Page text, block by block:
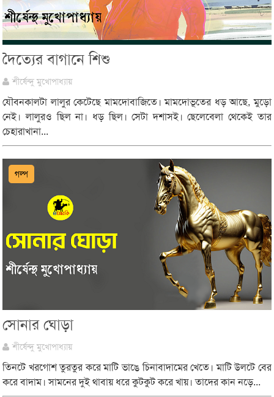
দৈত্যের বাগানে শিশু
শীর্ষেন্দু মুখোপাধ্যায়
যৌবনকালটা লালুর কেটেছে মামদোবাজিতে। মামদোভূতের ধড় আছে, মুড়ো
নেই। লালুরও ছিল না। ধড় ছিল। সেটা দশাসই। ছেলেবেলা থেকেই তার
চেহারাখানা...
গল্প
সোনার ঘোড়া
শীর্ষেন্দু মুখোপাধ্যায়
তিনটে খরগোশ তুরতুর করে মাটি ভাঙে চিনাবাদামের খেতে। মাটি উলটে বের
করে বাদাম। সামনের দুই থাবায় ধরে কুটকুট করে খায়। তাদের কান নড়ে...